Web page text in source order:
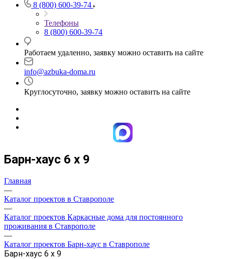
8 (800) 600-39-74
Телефоны
8 (800) 600-39-74
Работаем удаленно, заявку можно оставить на сайте
info@azbuka-doma.ru
Круглосуточно, заявку можно оставить на сайте
Барн-хаус 6 х 9
Главная
—
Каталог проектов в Ставрополе
—
Каталог проектов Каркасные дома для постоянного
проживания в Ставрополе
—
Каталог проектов Барн-хаус в Ставрополе
Барн-хаус 6 х 9